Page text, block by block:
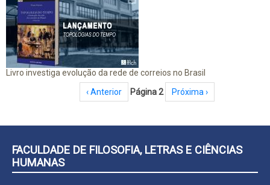
Livro investiga evolução da rede de correios no Brasil
Página anterior
‹ Anterior Página 2 Próxima página
Próxima ›
FACULDADE DE FILOSOFIA, LETRAS E CIÊNCIAS
HUMANAS